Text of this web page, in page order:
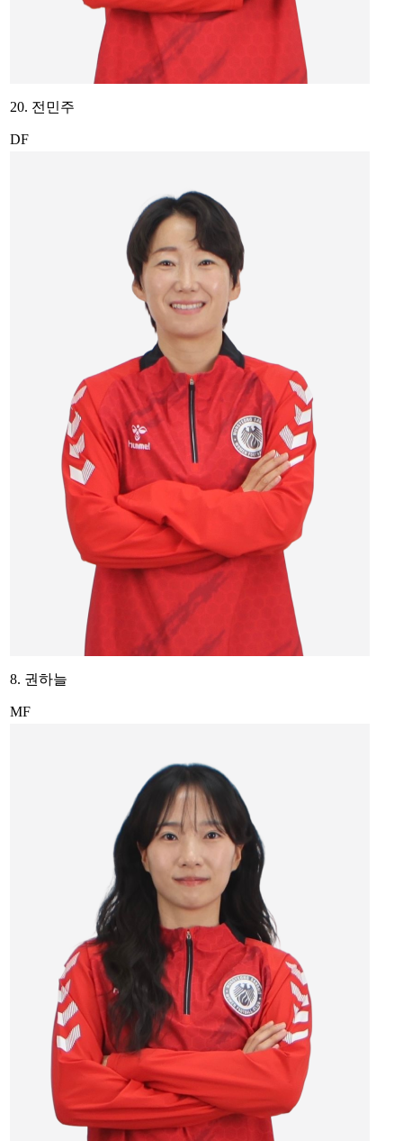
20. 전민주
DF
8. 권하늘
MF